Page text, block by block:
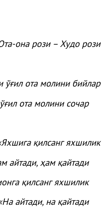
-она рози– Худо рози
ўғил ота молини бийлар
ўғил ота молини сочар
қилсанг яхшилик –
айтади, ҳам қайтади.
қилсанг яхшилик –
На айтади, на қайтади».